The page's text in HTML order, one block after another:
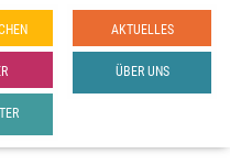
AKTUELLES
ÜBER UNS